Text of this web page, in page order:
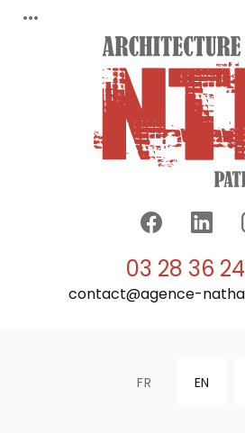
more_horiz
03 28 36
contact@agence-
FR EN